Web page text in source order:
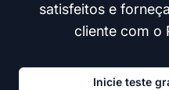
satisfeitos e
cliente com o
Inicie teste